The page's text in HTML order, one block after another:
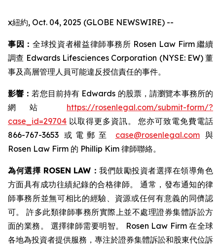
x紐約, Oct. 04, 2025 (GLOBE NEWSWIRE) --
事因： 全球投資者權益律師事務所 Rosen Law Firm 繼續
調查 Edwards Lifesciences Corporation (NYSE: EW) 董
事及高層管理人員可能違反授信責任的事件。
影響：若您目前持有 Edwards 的股票，請瀏覽本事務所的
網站 https://rosenlegal.com/submit-form/?
case_id=29704 以取得更多資訊。 您亦可致電免費電話
866-767-3653 或電郵至 case@rosenlegal.com與
Rosen Law Firm 的 Phillip Kim 律師聯絡。
為何選擇 ROSEN LAW：我們鼓勵投資者選擇在領導角色
方面具有成功往績紀錄的合格律師。 通常，發布通知的律
師事務所並無可相比的經驗、資源或任何有意義的同儕認
可。 許多此類律師事務所實際上並不處理證券集體訴訟方
面的業務。 選擇律師需要明智。 Rosen Law Firm 在全球
各地為投資者提供服務，專注於證券集體訴訟和股東代位訴